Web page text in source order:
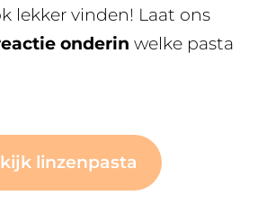
lekker vinden! Laat ons
onderin welke pasta
linzenpasta